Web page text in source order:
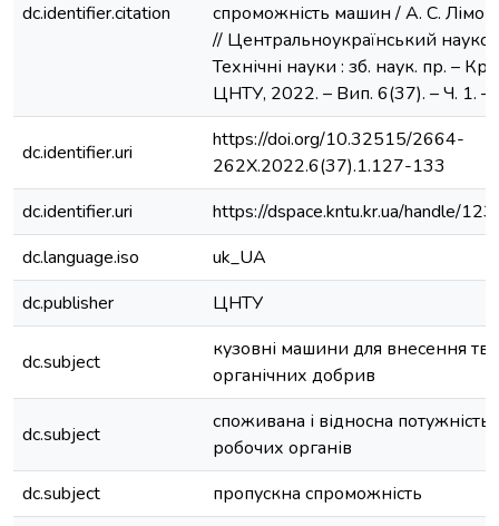
dc.identifier.citation
спроможність машин / А. С.
// Центральноукраїнський
Технічні науки : зб. наук. пр. –
ЦНТУ, 2022. – Вип. 6(37). – Ч. 1.
dc.identifier.uri
https://doi.org/10.32515/2664-
262X.2022.6(37).1.127-133
dc.identifier.uri
https://dspace.kntu.kr.ua/handle/
dc.language.iso
uk_UA
dc.publisher
ЦНТУ
dc.subject
кузовні машини для внесення
органічних добрив
dc.subject
споживана і відносна
робочих органів
dc.subject
пропускна спроможність